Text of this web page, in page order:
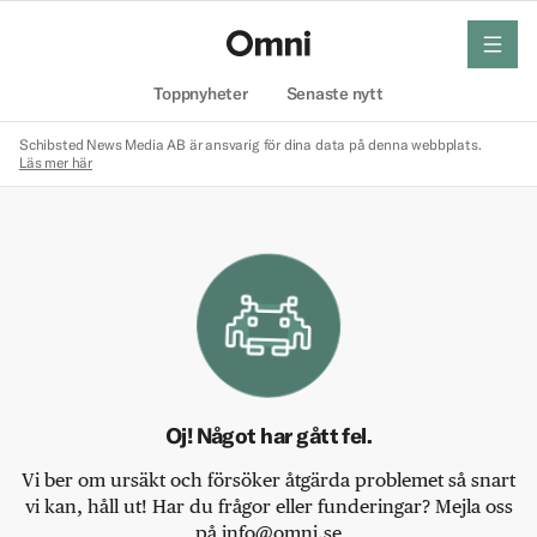
Toppnyheter Senaste nytt
meny
Schibsted News Media AB är ansvarig för dina data på denna webbplats.
Läs mer här
Oj! Något har gått fel.
Vi ber om ursäkt och försöker åtgärda problemet så snart
vi kan, håll ut! Har du frågor eller funderingar? Mejla oss